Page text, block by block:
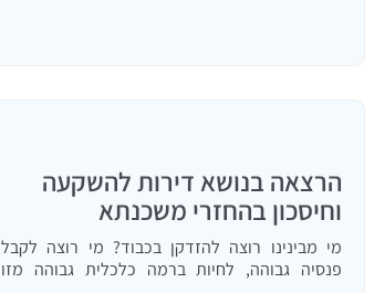
הרצאה בנושא דירות להשקעה
וחיסכון בהחזרי משכנתא
מי מבינינו רוצה להזדקן בכבוד? מי רוצה לקבל
פנסיה גבוהה, לחיות ברמה כלכלית גבוהה מזו